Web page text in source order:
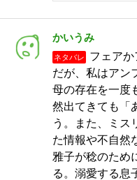
かいうみ
ネタバレ
フェアか
だが、私はアン
母の存在を一度
然出てきても「
う。また、ミス
た情報や不自然
雅子が稔のため
る。溺愛する息